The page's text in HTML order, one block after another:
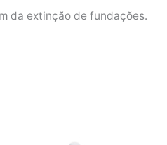
da extinção de fundações.